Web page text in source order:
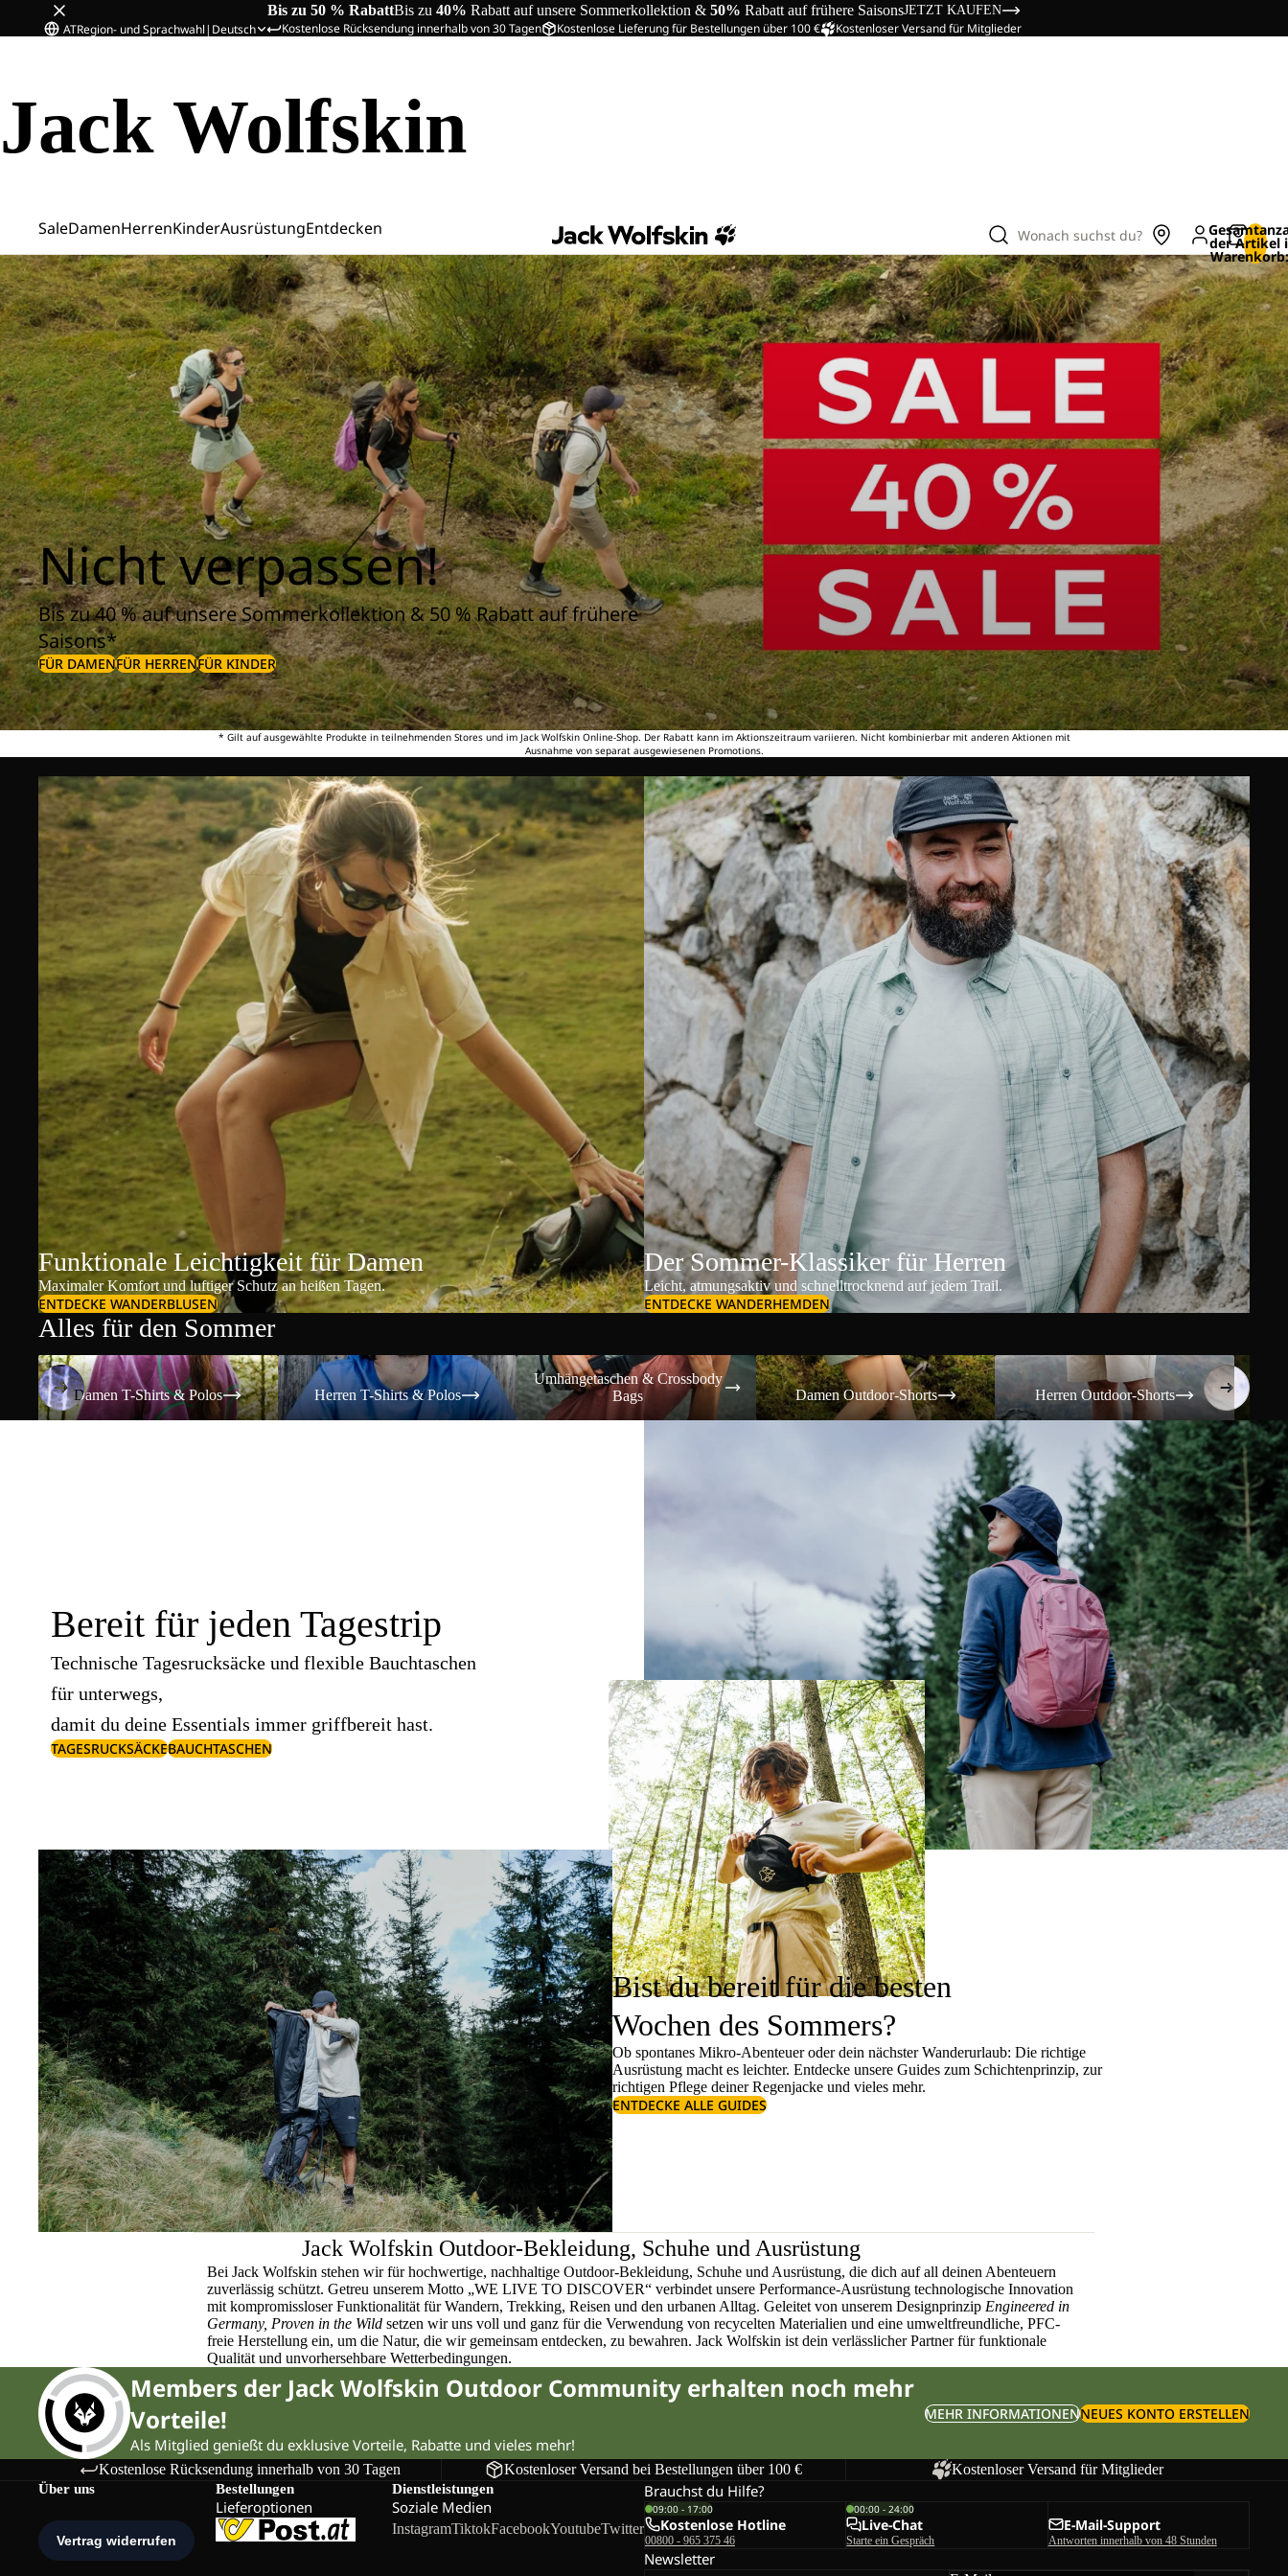
Bis zu 50 % RabattBis zu 40% Rabatt auf unsere Sommerkollektion & 50% Rabatt auf frühere SaisonsJETZT KAUFEN
Kostenlose Rücksendung innerhalb von 30 Tagen Kostenlose Lieferung für Bestellungen über 100 € Kostenloser Versand für Mitglieder
ATRegion- und Sprachwahl| Deutsch
Jack Wolfskin
SaleDamenHerrenKinderAusrüstungEntdecken Wonach suchst du? der Artikel
Nicht verpassen!
Bis zu 40 % auf unsere Sommerkollektion & 50 % Rabatt auf frühere
Saisons*
FÜR DAMENFÜR HERRENFÜR KINDER
* Gilt auf ausgewählte Produkte in teilnehmenden Stores und im Jack Wolfskin Online-Shop. Der Rabatt kann im Aktionszeitraum variieren. Nicht kombinierbar mit anderen Aktionen mit
Ausnahme von separat ausgewiesenen Promotions.
Funktionale Leichtigkeit für Damen
Maximaler Komfort und luftiger Schutz an heißen Tagen.
ENTDECKE WANDERBLUSEN
Der Sommer-Klassiker für Herren
Leicht, atmungsaktiv und schnelltrocknend auf jedem Trail.
ENTDECKE WANDERHEMDEN
Alles für den Sommer
Damen T-Shirts & Polos
Damen T-Shirts & Polos
Herren T-Shirts & Polos
Herren T-Shirts & Polos
Umhängetaschen & Crossbody Bags
Umhängetaschen & Crossbody
Bags
Damen Outdoor-Shorts
Damen Outdoor-Shorts
Herren Outdoor-Shorts
Herren Outdoor-Shorts
Damen
Bereit für jeden Tagestrip
Technische Tagesrucksäcke und flexible Bauchtaschen
für unterwegs,
damit du deine Essentials immer griffbereit hast.
TAGESRUCKSÄCKEBAUCHTASCHEN
Bist du bereit für die besten
Wochen des Sommers?
Ob spontanes Mikro-Abenteuer oder dein nächster Wanderurlaub: Die richtige
Ausrüstung macht es leichter. Entdecke unsere Guides zum Schichtenprinzip, zur
richtigen Pflege deiner Regenjackeund vieles mehr.
ENTDECKE ALLE GUIDES
Jack Wolfskin Outdoor-Bekleidung, Schuhe und Ausrüstung
Bei Jack Wolfskin stehen wir für hochwertige, nachhaltige Outdoor-Bekleidung, Schuhe und Ausrüstung, die dich auf all deinen Abenteuern
zuverlässig schützt. Getreu unserem Motto „WE LIVE TO DISCOVER“ verbindet unsere Performance-Ausrüstung technologische Innovation
mit kompromissloser Funktionalität für Wandern, Trekking, Reisen und den urbanen Alltag. Geleitet von unserem Designprinzip Engineered in
Germany, Proven in the Wild setzen wir uns voll und ganz für die Verwendung von recycelten Materialien und eine umweltfreundliche, PFC-
freie Herstellung ein, um die Natur, die wir gemeinsam entdecken, zu bewahren. Jack Wolfskin ist dein verlässlicher Partner für funktionale
Qualität und unvorhersehbare Wetterbedingungen.
Members der Jack Wolfskin Outdoor Community erhalten noch mehr
Vorteile!
Als Mitglied genießt du exklusive Vorteile, Rabatte und vieles mehr!
MEHR INFORMATIONENNEUES KONTO ERSTELLEN
Kostenlose Rücksendung innerhalb von 30 Tagen Kostenloser Versand bei Bestellungen über 100 € Kostenloser Versand für Mitglieder
Über uns Bestellungen
Lieferoptionen
Dienstleistungen
Soziale Medien
InstagramTiktokFacebookYoutubeTwitter
Brauchst du Hilfe?
09:00 - 17:00
Kostenlose Hotline
00800 - 965 375 46
00:00 - 24:00
Live-Chat
Starte ein Gespräch
E-Mail-Support
Antworten innerhalb von 48 Stunden
Newsletter